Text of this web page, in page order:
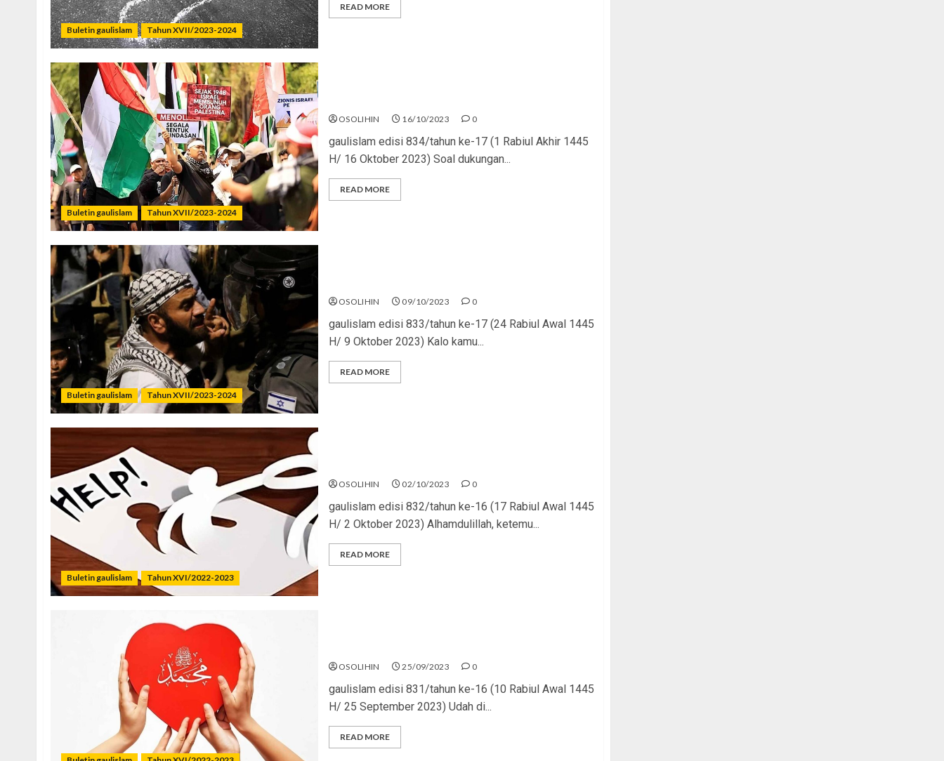
Buletin gaulislam Tahun XVII/2023-2024
READ MORE
Buletin gaulislam Tahun XVII/2023-2024
OSOLIHIN 16/10/2023 0
gaulislam edisi 834/tahun ke-17 (1 Rabiul Akhir 1445
H/ 16 Oktober 2023) Soal dukungan...
READ MORE
Buletin gaulislam Tahun XVII/2023-2024
OSOLIHIN 09/10/2023 0
gaulislam edisi 833/tahun ke-17 (24 Rabiul Awal 1445
H/ 9 Oktober 2023) Kalo kamu...
READ MORE
Buletin gaulislam Tahun XVI/2022-2023
OSOLIHIN 02/10/2023 0
gaulislam edisi 832/tahun ke-16 (17 Rabiul Awal 1445
H/ 2 Oktober 2023) Alhamdulillah, ketemu...
READ MORE
OSOLIHIN 25/09/2023 0
gaulislam edisi 831/tahun ke-16 (10 Rabiul Awal 1445
H/ 25 September 2023) Udah di...
READ MORE